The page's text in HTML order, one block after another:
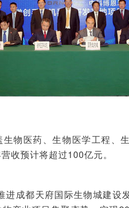
物医药、生物医学工程、
收预计将超过100亿元。
进成都天府国际生物城建设